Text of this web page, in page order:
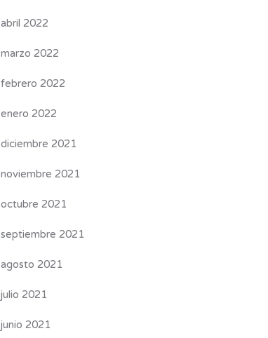
abril 2022
marzo 2022
febrero 2022
enero 2022
diciembre 2021
noviembre 2021
octubre 2021
septiembre 2021
agosto 2021
julio 2021
junio 2021